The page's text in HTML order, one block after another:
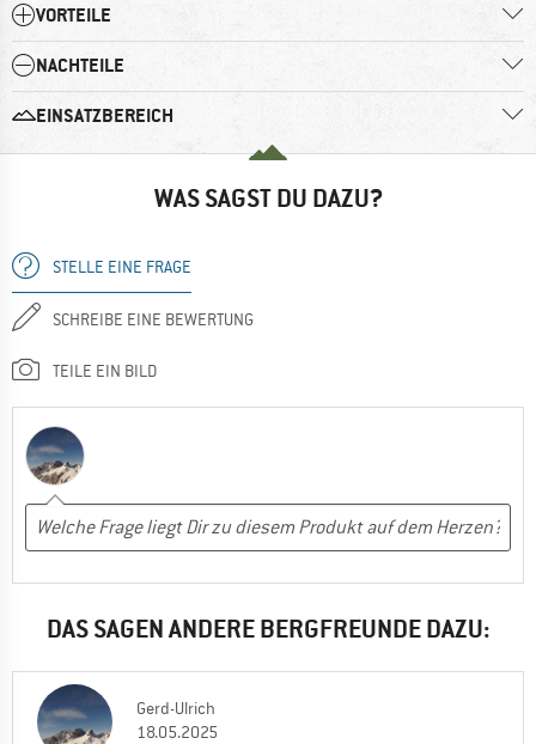
VORTEILE
NACHTEILE
EINSATZBEREICH
WAS SAGST DU DAZU?
STELLE EINE FRAGE
SCHREIBE EINE BEWERTUNG
TEILE EIN BILD
DAS SAGEN ANDERE BERGFREUNDE DAZU:
Gerd-Ulrich
18.05.2025